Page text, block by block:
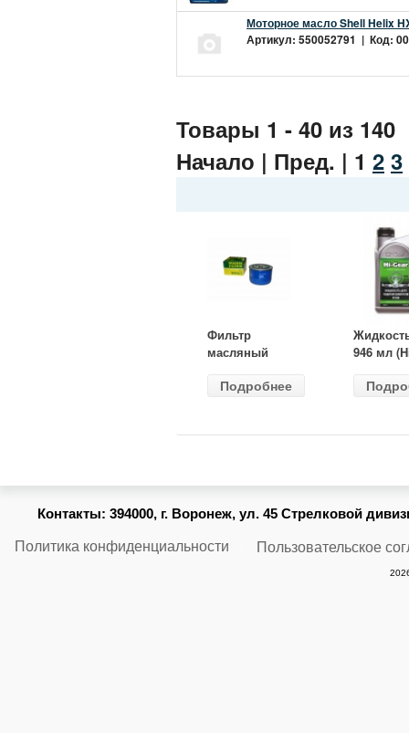
Моторное масло Shell Helix
Артикул: 550052791 | Код:
Товары 1 - 40 из 140
Начало | Пред. | 1 2 3
Фильтр
масляный
(MANN) W
Подробнее
946 мл
Контакты: 394000, г. Воронеж, ул. 45 Стрелковой
Политика конфиденциальности Пользовательское